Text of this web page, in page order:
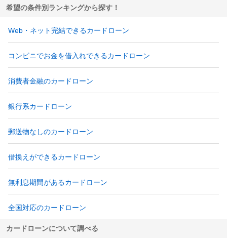
希望の条件別ランキングから探す！
Web・ネット完結できるカードローン
コンビニでお金を借入れできるカードローン
消費者金融のカードローン
銀行系カードローン
郵送物なしのカードローン
借換えができるカードローン
無利息期間があるカードローン
全国対応のカードローン
カードローンについて調べる